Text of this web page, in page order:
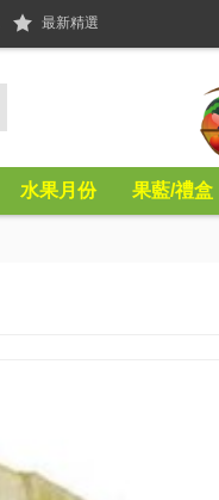
最新精選
水果月份 果藍/禮盒